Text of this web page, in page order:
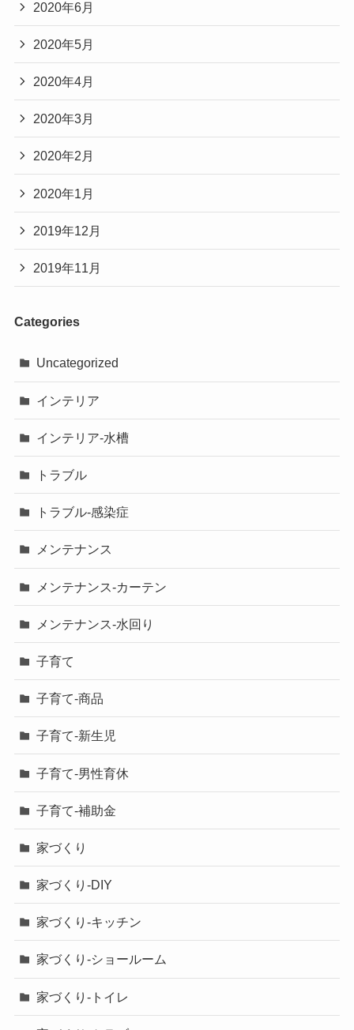
2020年6月
2020年5月
2020年4月
2020年3月
2020年2月
2020年1月
2019年12月
2019年11月
Categories
Uncategorized
インテリア
インテリア-水槽
トラブル
トラブル-感染症
メンテナンス
メンテナンス-カーテン
メンテナンス-水回り
子育て
子育て-商品
子育て-新生児
子育て-男性育休
子育て-補助金
家づくり
家づくり-DIY
家づくり-キッチン
家づくり-ショールーム
家づくり-トイレ